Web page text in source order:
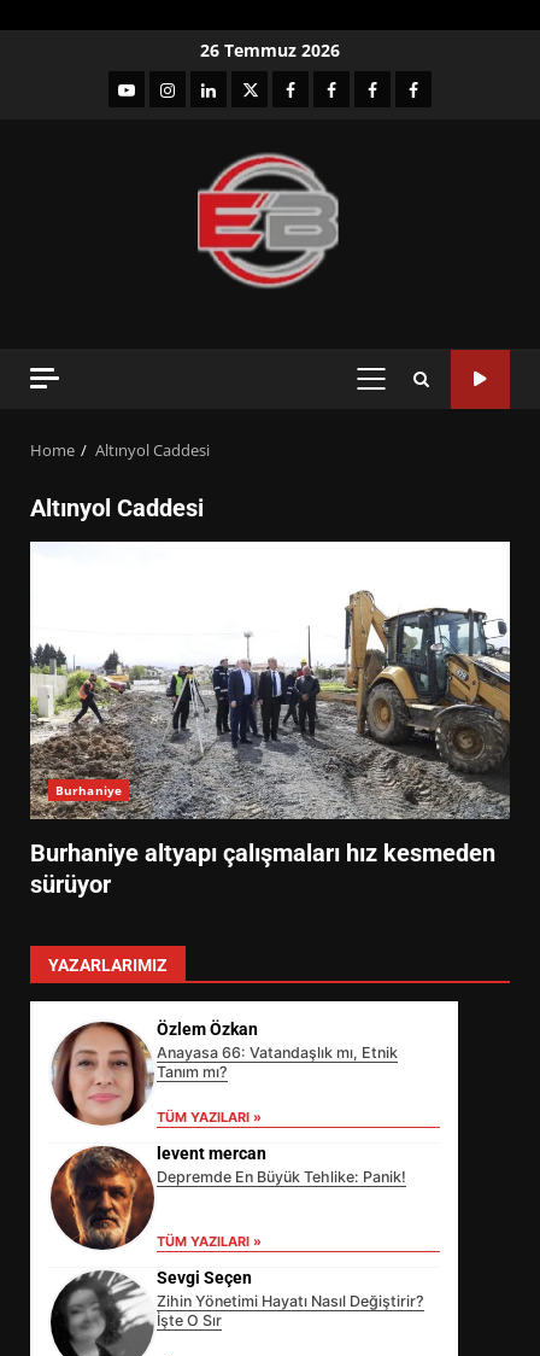
26 Temmuz 2026
YouTubeInstagram
LinkedIntwitterfacebook-Facebook-
Facebook-Facebook-
PRIMARY
Home Altınyol Caddesi
Altınyol Caddesi
Burhaniye
Burhaniye altyapı çalışmaları hız kesmeden
sürüyor
YAZARLARIMIZ
Özlem Özkan
Anayasa 66: Vatandaşlık mı, Etnik
Tanım mı?
TÜM YAZILARI »
levent mercan
Depremde En Büyük Tehlike: Panik!
TÜM YAZILARI »
Sevgi Seçen
Zihin Yönetimi Hayatı Nasıl Değiştirir?
İşte O Sır